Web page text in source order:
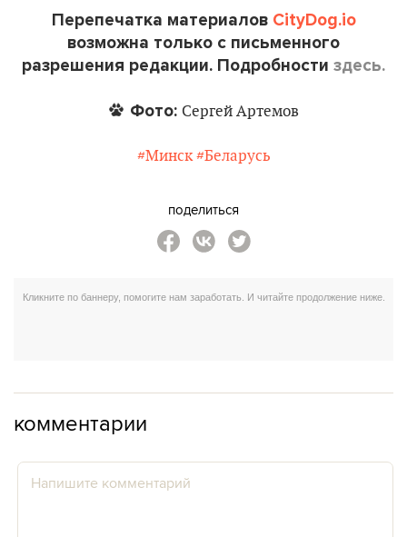
Перепечатка материалов CityDog.io
возможна только с письменного
разрешения редакции. Подробности здесь.
Фото: Сергей Артемов
#Минск #Беларусь
поделиться
комментарии